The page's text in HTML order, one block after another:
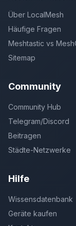
Über LocalMesh
Häufige Fragen
Meshtastic vs
Sitemap
Community
Community Hub
Telegram/Discord
Beitragen
Städte-Netzwerke
Hilfe
Wissensdatenbank
Geräte kaufen